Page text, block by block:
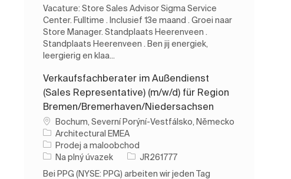
Vacature: Store Sales Advisor Sigma Service
Center. Fulltime . Inclusief 13e maand . Groei naar
Store Manager. Standplaats Heerenveen .
Standplaats Heerenveen . Ben jij energiek,
leergierig en klaa...
Verkaufsfachberater im Außendienst
(Sales Representative) (m/w/d) für Region
Bremen/Bremerhaven/Niedersachsen
Umístění
Bochum, Severní Porýní-Vestfálsko, Německo
Architectural EMEA
Kategorie
Prodej a maloobchod
Typ úlohy
Na plný úvazek ID úlohy
JR261777
Bei PPG (NYSE: PPG) arbeiten wir jeden Tag